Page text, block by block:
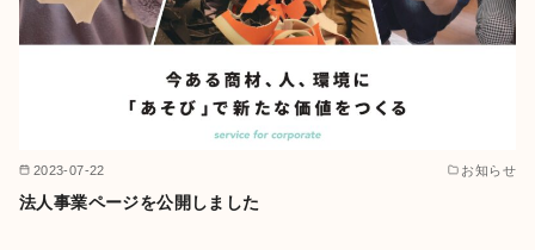
2023-07-22 お知らせ
法人事業ページを公開しました